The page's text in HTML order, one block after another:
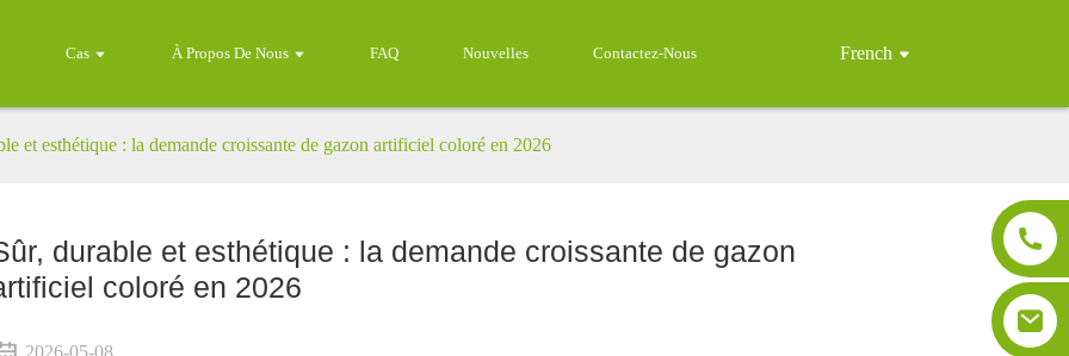
Cas À Propos De Nous FAQ Nouvelles Contactez-Nous French
et esthétique : la demande croissante de gazon artificiel coloré en 2026
durable et esthétique : la demande croissante de gazon
coloré en 2026
2026-05-08